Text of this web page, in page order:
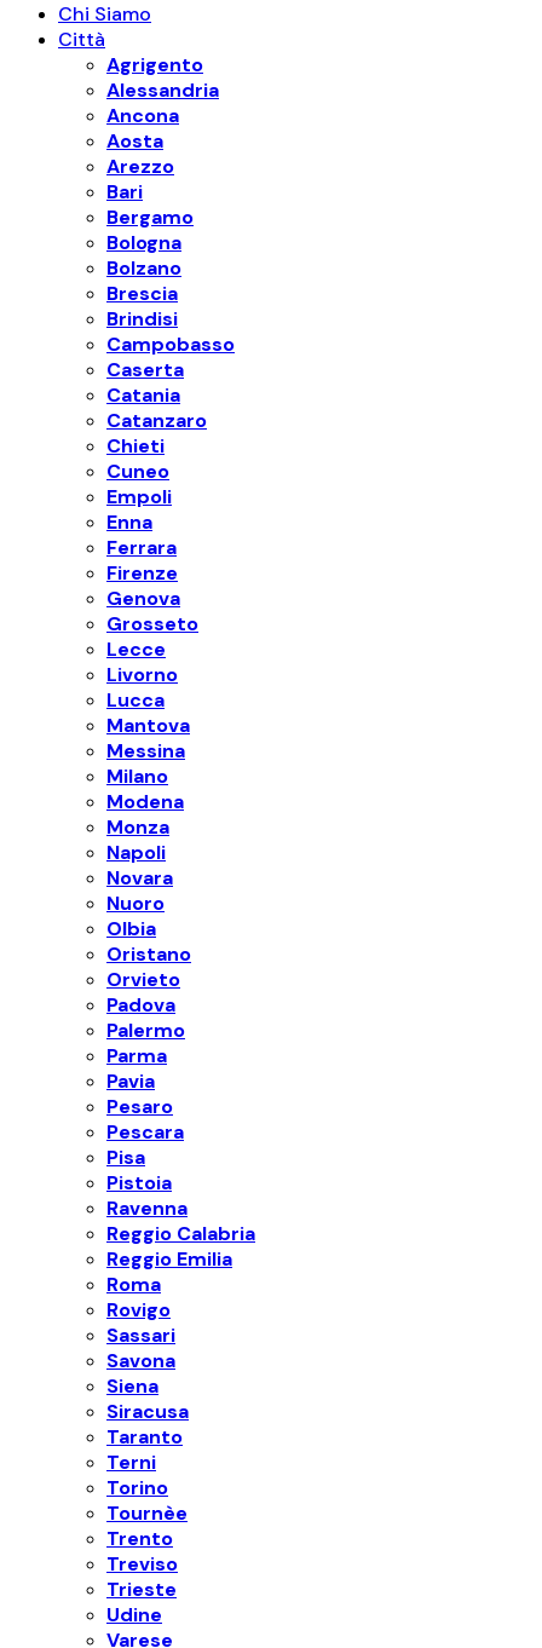
Chi Siamo
Città
Agrigento
Alessandria
Ancona
Aosta
Arezzo
Bari
Bergamo
Bologna
Bolzano
Brescia
Brindisi
Campobasso
Caserta
Catania
Catanzaro
Chieti
Cuneo
Empoli
Enna
Ferrara
Firenze
Genova
Grosseto
Lecce
Livorno
Lucca
Mantova
Messina
Milano
Modena
Monza
Napoli
Novara
Nuoro
Olbia
Oristano
Orvieto
Padova
Palermo
Parma
Pavia
Pesaro
Pescara
Pisa
Pistoia
Ravenna
Reggio Calabria
Reggio Emilia
Roma
Rovigo
Sassari
Savona
Siena
Siracusa
Taranto
Terni
Torino
Tournèe
Trento
Treviso
Trieste
Udine
Varese